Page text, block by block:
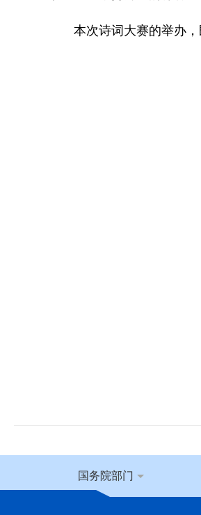
本次诗词大赛的举办
国务院部门